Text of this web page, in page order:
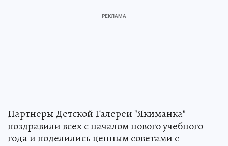
Партнеры Детской Галереи "Якиманка"
поздравили всех с началом нового учебного
года и поделились ценным советами с